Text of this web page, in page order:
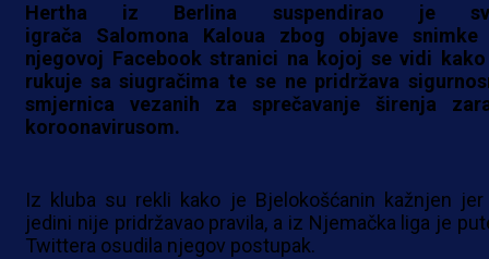
Hertha iz Berlina suspendirao je
igrača Salomona Kaloua zbog objave snimke
njegovoj Facebook stranici na kojoj se vidi
rukuje sa siugračima te se ne pridržava
smjernica vezanih za sprečavanje širenja
koroonavirusom.
Iz kluba su rekli kako je Bjelokošćanin kažnjen
jedini nije pridržavao pravila, a iz Njemačka liga je
Twittera osudila njegov postupak.